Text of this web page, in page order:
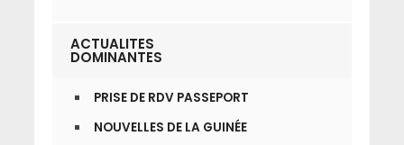
ACTUALITES
DOMINANTES
PRISE DE RDV PASSEPORT
NOUVELLES DE LA GUINÉE